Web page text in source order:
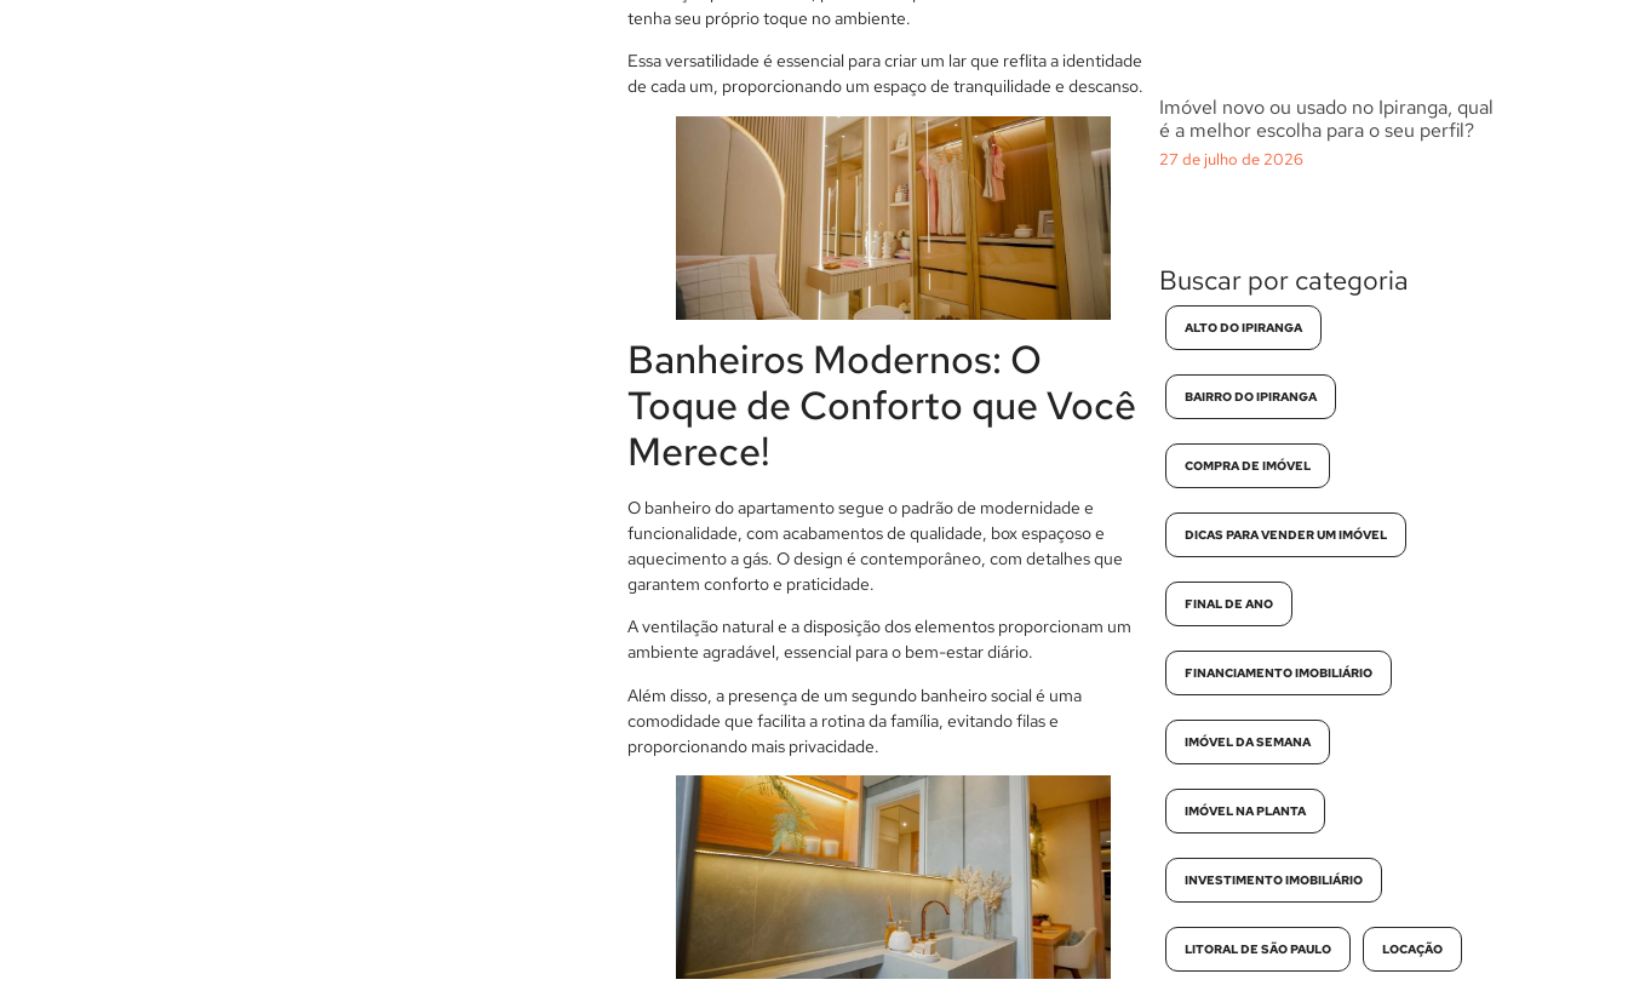
tenha seu próprio toque no ambiente.
Essa versatilidade é essencial para criar um lar que reflita a identidade
de cada um, proporcionando um espaço de tranquilidade e descanso.
Banheiros Modernos: O
Toque de Conforto que Você
Merece!
O banheiro do apartamento segue o padrão de modernidade e
funcionalidade, com acabamentos de qualidade, box espaçoso e
aquecimento a gás. O design é contemporâneo, com detalhes que
garantem conforto e praticidade.
A ventilação natural e a disposição dos elementos proporcionam um
ambiente agradável, essencial para o bem-estar diário.
Além disso, a presença de um segundo banheiro social é uma
comodidade que facilita a rotina da família, evitando filas e
proporcionando mais privacidade.
Imóvel novo ou usado no Ipiranga, qual
é a melhor escolha para o seu perfil?
27 de julho de 2026
Buscar por categoria
ALTO DO IPIRANGA
BAIRRO DO IPIRANGA
COMPRA DE IMÓVEL
DICAS PARA VENDER UM IMÓVEL
FINAL DE ANO
FINANCIAMENTO IMOBILIÁRIO
IMÓVEL DA SEMANA
IMÓVEL NA PLANTA
INVESTIMENTO IMOBILIÁRIO
LITORAL DE SÃO PAULO LOCAÇÃO